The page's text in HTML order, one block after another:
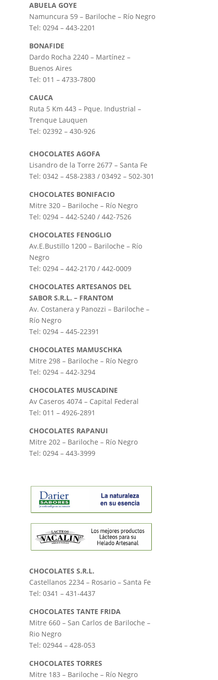
ABUELA GOYE
Namuncura 59 – Bariloche – Río Negro
Tel: 0294 – 443-2201
BONAFIDE
Dardo Rocha 2240 – Martínez –
Buenos Aires
Tel: 011 – 4733-7800
CAUCA
Ruta 5 Km 443 – Pque. Industrial –
Trenque Lauquen
Tel: 02392 – 430-926
CHOCOLATES AGOFA
Lisandro de la Torre 2677 – Santa Fe
Tel: 0342 – 458-2383 / 03492 – 502-301
CHOCOLATES BONIFACIO
Mitre 320 – Bariloche – Río Negro
Tel: 0294 – 442-5240 / 442-7526
CHOCOLATES FENOGLIO
Av.E.Bustillo 1200 – Bariloche – Río
Negro
Tel: 0294 – 442-2170 / 442-0009
CHOCOLATES ARTESANOS DEL
SABOR S.R.L. – FRANTOM
Av. Costanera y Panozzi – Bariloche –
Río Negro
Tel: 0294 – 445-22391
CHOCOLATES MAMUSCHKA
Mitre 298 – Bariloche – Río Negro
Tel: 0294 – 442-3294
CHOCOLATES MUSCADINE
Av Caseros 4074 – Capital Federal
Tel: 011 – 4926-2891
CHOCOLATES RAPANUI
Mitre 202 – Bariloche – Río Negro
Tel: 0294 – 443-3999
CHOCOLATES S.R.L.
Castellanos 2234 – Rosario – Santa Fe
Tel: 0341 – 431-4437
CHOCOLATES TANTE FRIDA
Mitre 660 – San Carlos de Bariloche –
Rio Negro
Tel: 02944 – 428-053
CHOCOLATES TORRES
Mitre 183 – Bariloche – Río Negro